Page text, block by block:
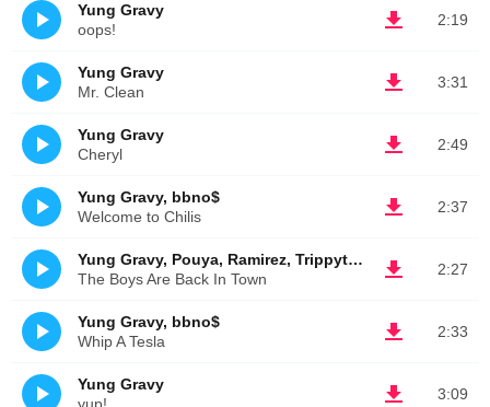
2:19
Yung Gravy
oops!
3:31
Yung Gravy
Mr. Clean
2:49
Yung Gravy
Cheryl
2:37
Yung Gravy, bbno$
Welcome to Chilis
2:27
Yung Gravy, Pouya, Ramirez, TrippythaKid
The Boys Are Back In Town
2:33
Yung Gravy, bbno$
Whip A Tesla
3:09
Yung Gravy